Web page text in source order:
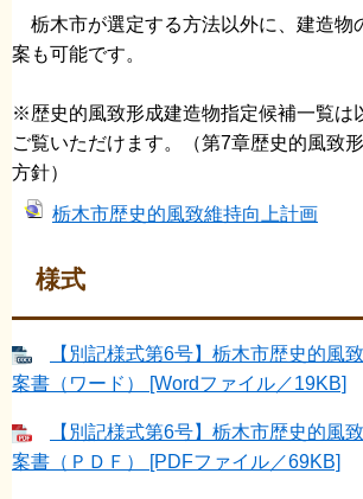
栃木市が選定する方法以外に、建造物
案も可能です。
※歴史的風致形成建造物指定候補一覧は
ご覧いただけます。（第7章歴史的風致
方針）
栃木市歴史的風致維持向上計画
様式
【別記様式第6号】栃木市歴史的風
案書（ワード） [Wordファイル／19KB]
【別記様式第6号】栃木市歴史的風
案書（ＰＤＦ） [PDFファイル／69KB]